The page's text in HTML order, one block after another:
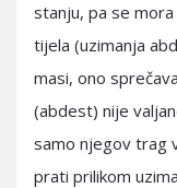
stanju, pa se
tijela (uzimanja
masi, ono
(abdest) nije
samo njegov trag
prati prilikom